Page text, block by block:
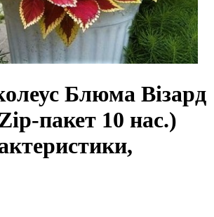
Блюма Візард
пакет 10 нас.)